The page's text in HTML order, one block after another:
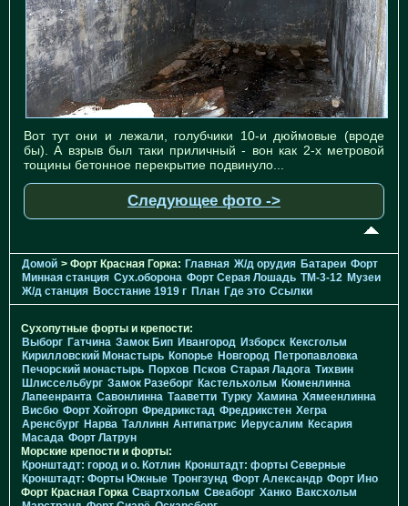
Вот тут они и лежали, голубчики 10-и дюймовые (вроде
бы). А взрыв был таки приличный - вон как 2-х метровой
тощины бетонное перекрытие подвинуло...
Следующее фото ->
Домой > Форт Красная Горка: Главная Ж/д орудия Батареи Форт
Минная станция Cух.оборона Форт Серая Лошадь TM-3-12 Музеи
Ж/д станция Восстание 1919 г План Где это Ссылки
Сухопутные форты и крепости:
Выборг Гатчина Замок Бип Ивангород Изборск Кексгольм
Кирилловский Монастырь Копорье Новгород Петропавловка
Печорcкий монастырь Порхов Псков Старая Ладога Тихвин
Шлиссельбург Замок Разеборг Кастельхольм Кюменлинна
Лапеенранта Савонлинна Тааветти Турку Хамина Хямеенлинна
Висбю Форт Хойторп Фредрикстад Фредрикстен Хегра
Аренсбург Нарва Таллинн Антипатрис Иерусалим Кесария
Масада Форт Латрун
Морские крепости и форты:
Кронштадт: город и о. Котлин Кронштадт: форты Северные
Кронштадт: Форты Южные Тронгзунд Форт Александр Форт Ино
Форт Красная Горка Свартхольм Свеаборг Ханко Ваксхольм